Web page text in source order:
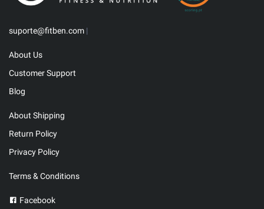
suporte@fitben.com |
About Us
Customer Support
Blog
About Shipping
Return Policy
Privacy Policy
Terms & Conditions
Facebook